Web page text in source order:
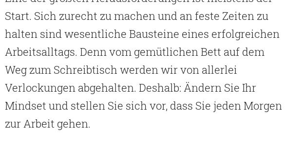
Start. Sich zurecht zu machen und an feste Zeiten zu
halten sind wesentliche Bausteine eines erfolgreichen
Arbeitsalltags. Denn vom gemütlichen Bett auf dem
Weg zum Schreibtisch werden wir von allerlei
Verlockungen abgehalten. Deshalb: Ändern Sie Ihr
Mindset und stellen Sie sich vor, dass Sie jeden Morgen
zur Arbeit gehen.